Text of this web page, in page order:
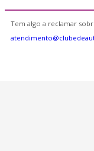
Tem algo a reclamar